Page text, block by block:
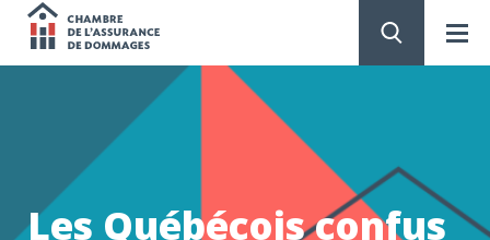
CONTENU
Chambre
l'assurance
de
Les Québécois confus